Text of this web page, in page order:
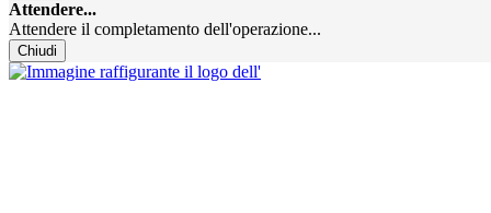
Attendere...
Attendere il completamento dell'operazione...
Chiudi